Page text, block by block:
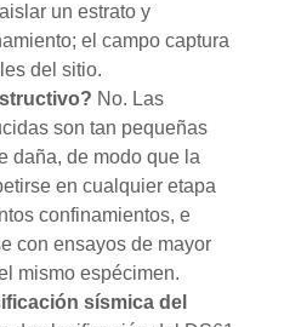
un estrato y
el campo captura
del sitio.
No. Las
son tan pequeñas
daña, de modo que la
en cualquier etapa
confinamientos, e
con ensayos de mayor
mismo espécimen.
sísmica del